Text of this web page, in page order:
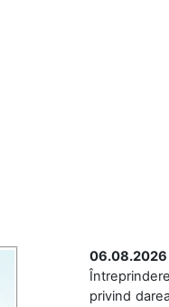
06.08.2026
privind